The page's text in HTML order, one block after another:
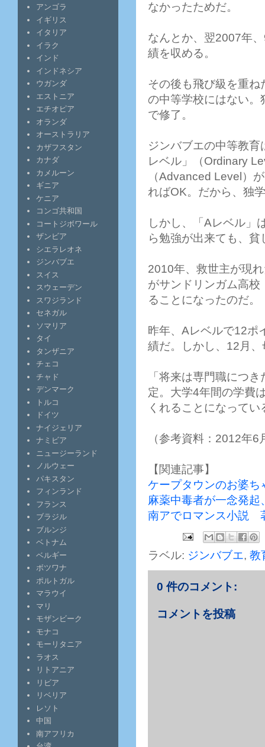
なかったためだ。
なんとか、翌2007年
績を収める。
その後も飛び級を重
の中等学校にはない
で修了。
ジンバブエの中等教
レベル」（Ordinary
（Advanced Level）
ればOK。だから、独
しかし、「Aレベル」
ら勉強が出来ても、
2010年、救世主が現
がサンドリンガム高
ることになったのだ。
昨年、Aレベルで12ポ
績だ。しかし、12月
「将来は専門職につ
定。大学4年間の学費
くれることになってい
（参考資料：2012年
【関連記事】
ケープタウンのお婆
麻薬中毒者が一念発
南アでロマンス小説
ラベル: ジンバブエ, 教
0 件のコメント:
コメントを投稿
アンゴラ
イギリス
イタリア
イラク
インド
インドネシア
ウガンダ
エストニア
エチオピア
オランダ
オーストラリア
カザフスタン
カナダ
カメルーン
ギニア
ケニア
コンゴ共和国
コートジボワール
ザンビア
シエラレオネ
ジンバブエ
スイス
スウェーデン
スワジランド
セネガル
ソマリア
タイ
タンザニア
チェコ
チャド
デンマーク
トルコ
ドイツ
ナイジェリア
ナミビア
ニュージーランド
ノルウェー
パキスタン
フィンランド
フランス
ブラジル
ブルンジ
ベトナム
ベルギー
ボツワナ
ポルトガル
マラウイ
マリ
モザンビーク
モナコ
モーリタニア
ラオス
リトアニア
リビア
リベリア
レソト
中国
南アフリカ